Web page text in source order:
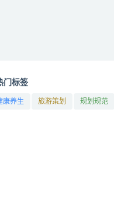
门标签
康养生 旅游策划 规划规范